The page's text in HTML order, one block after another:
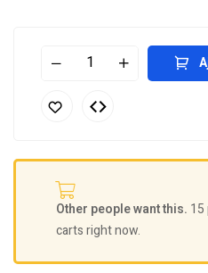
Other people want this.
carts right now.